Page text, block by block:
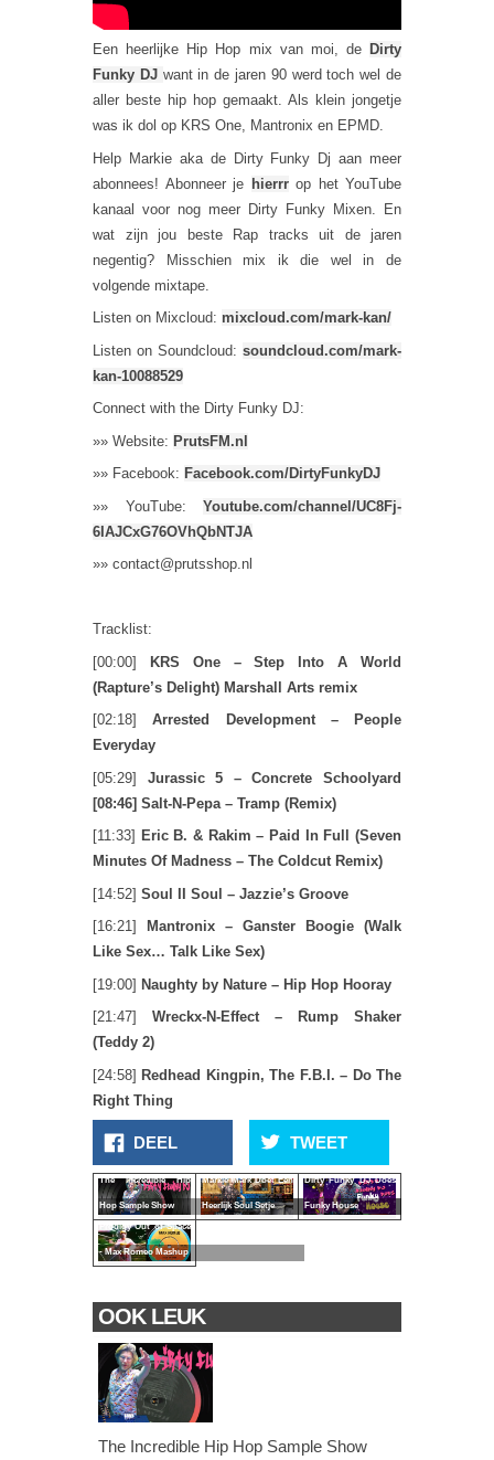
Een heerlijke Hip Hop mix van moi, de Dirty
Funky DJ want in de jaren 90 werd toch wel de
aller beste hip hop gemaakt. Als klein jongetje
was ik dol op KRS One, Mantronix en EPMD.
Help Markie aka de Dirty Funky Dj aan meer
abonnees! Abonneer je hierrrop het YouTube
kanaal voor nog meer Dirty Funky Mixen. En
wat zijn jou beste Rap tracks uit de jaren
negentig? Misschien mix ik die wel in de
volgende mixtape.
Listen on Mixcloud: mixcloud.com/mark-kan/
Listen on Soundcloud: soundcloud.com/mark-
kan-10088529
Connect with the Dirty Funky DJ:
»» Website: PrutsFM.nl
»» Facebook: Facebook.com/DirtyFunkyDJ
​»» YouTube: Youtube.com/channel/UC8Fj-
6IAJCxG76OVhQbNTJA
»» contact@prutsshop.nl
Tracklist:
[00:00] KRS One – Step Into A World
(Rapture’s Delight) Marshall Arts remix
[02:18]Arrested Development – People
Everyday
[05:29] Jurassic 5 – Concrete Schoolyard
[08:46] Salt-N-Pepa – Tramp (Remix)
[11:33] Eric B. & Rakim – Paid In Full (Seven
Minutes Of Madness – The Coldcut Remix)
[14:52] Soul II Soul – Jazzie’s Groove
[16:21]
Mantronix – Ganster Boogie (Walk
Like Sex… Talk Like Sex)
[19:00] Naughty by Nature – Hip Hop Hooray
[21:47] Wreckx-N-Effect – Rump Shaker
(Teddy 2)
[24:58]Redhead Kingpin, The F.B.I. – Do The
Right Thing
DEEL TWEET
The Incredible Hip
Hop Sample Show
Markie Mark Doet Een
Heerlijk Soul Setje
Dirty Funky DJ Does
Funky House
Prodigy Out of Space
- Max Romeo Mashup
OOK LEUK
The Incredible Hip Hop Sample Show